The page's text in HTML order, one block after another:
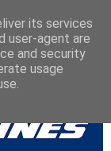
its services
user-agent are
and security
usage